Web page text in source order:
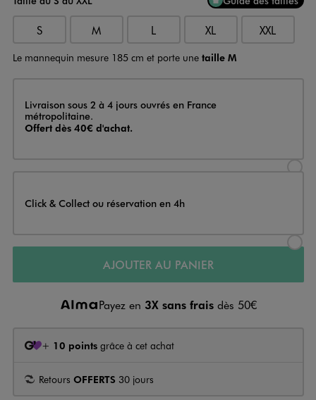
S M L XL XXL
Le mannequin mesure 185 cm et porte une taille M
Livraison
Livraison sous 2 à 4 jours ouvrés en France
métropolitaine.
Offert dès 40€ d'achat.
Click & Collect ou réservation en 4h
AJOUTER AU PANIER
Payez en 3X sans frais dès 50€
+ 10 points grâce à cet achat
Retours OFFERTS 30 jours